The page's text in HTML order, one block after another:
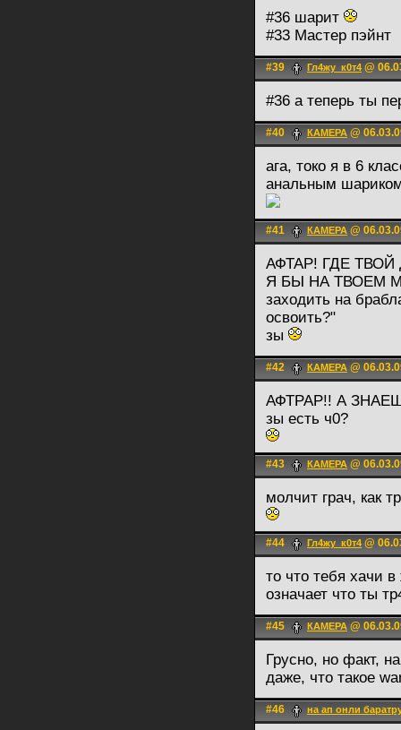
#36 шарит
#33 Мастер пэйнт
#39 Гл4жу_к0т4 @
#36 а теперь ты
#40 КАМЕРА @
ага, токо я в 6
анальным
#41 КАМЕРА @
АФТАР! ГДЕ
Я БЫ НА ТВОЕМ
заходить на
освоить?"
зы
#42 КАМЕРА @
АФТРАР!! А
зы есть ч0?
#43 КАМЕРА @
молчит грач, как
#44 Гл4жу_к0т4 @
то что тебя хачи
означает что ты
#45 КАМЕРА @
Грусно, но факт,
даже, что такое
#46 на ап онли